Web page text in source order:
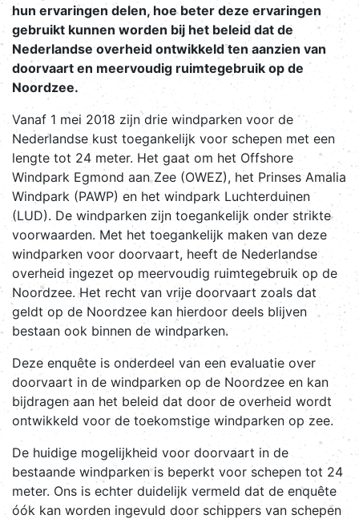
hun ervaringen delen, hoe beter deze ervaringen
gebruikt kunnen worden bij het beleid dat de
Nederlandse overheid ontwikkeld ten aanzien van
doorvaart en meervoudig ruimtegebruik op de
Noordzee.
Vanaf 1 mei 2018 zijn drie windparken voor de
Nederlandse kust toegankelijk voor schepen met een
lengte tot 24 meter. Het gaat om het Offshore
Windpark Egmond aan Zee (OWEZ), het Prinses Amalia
Windpark (PAWP) en het windpark Luchterduinen
(LUD). De windparken zijn toegankelijk onder strikte
voorwaarden. Met het toegankelijk maken van deze
windparken voor doorvaart, heeft de Nederlandse
overheid ingezet op meervoudig ruimtegebruik op de
Noordzee. Het recht van vrije doorvaart zoals dat
geldt op de Noordzee kan hierdoor deels blijven
bestaan ook binnen de windparken.
Deze enquête is onderdeel van een evaluatie over
doorvaart in de windparken op de Noordzee en kan
bijdragen aan het beleid dat door de overheid wordt
ontwikkeld voor de toekomstige windparken op zee.
De huidige mogelijkheid voor doorvaart in de
bestaande windparken is beperkt voor schepen tot 24
meter. Ons is echter duidelijk vermeld dat de enquête
óók kan worden ingevuld door schippers van schepen